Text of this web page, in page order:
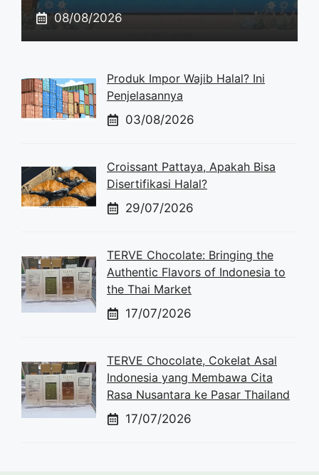
08/08/2026
Produk Impor Wajib Halal? Ini
Penjelasannya
03/08/2026
Croissant Pattaya, Apakah Bisa
Disertifikasi Halal?
29/07/2026
TERVE Chocolate: Bringing the
Authentic Flavors of Indonesia to
the Thai Market
17/07/2026
TERVE Chocolate, Cokelat Asal
Indonesia yang Membawa Cita
Rasa Nusantara ke Pasar Thailand
17/07/2026